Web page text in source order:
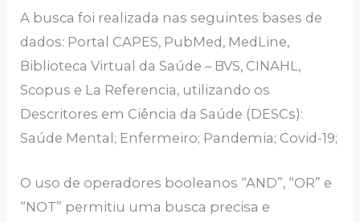
A busca foi realizada nas seguintes bases de
dados: Portal CAPES, PubMed, MedLine,
Biblioteca Virtual da Saúde – BVS, CINAHL,
Scopus e La Referencia, utilizando os
Descritores em Ciência da Saúde (DESCs):
Saúde Mental; Enfermeiro; Pandemia; Covid-19;
O uso de operadores booleanos “AND”, “OR” e
“NOT” permitiu uma busca precisa e